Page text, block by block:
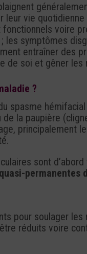
leur vie
voire
les symptômes
entraîner des
de soi et gêner les
?
spasme
la paupière
principalement
sont
permanentes
pour soulager
réduits voire